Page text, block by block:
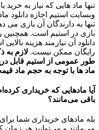
تنها ماد هایی که نیاز به
وبسایت استیم اجازه دانلود
تنها به دارندگان آن بازی می
بازی در استیم است. همچنین
دانلود آن نیازمند هزینه
رایگان ممکن نیست. لازم به
طور عمومی از استیم قابل
ماد ها با توجه به حجم ماد
آیا مادهایی که خریداری
باقی می‌مانند؟
بله مادهای خریداری شما